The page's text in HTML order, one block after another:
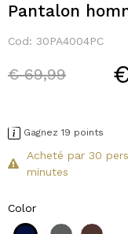
Pantalon
Cod: 30PA4004PC
Price reduced
€ 69,99to
Gagnez 19 points
Acheté par 30
minutes
Color